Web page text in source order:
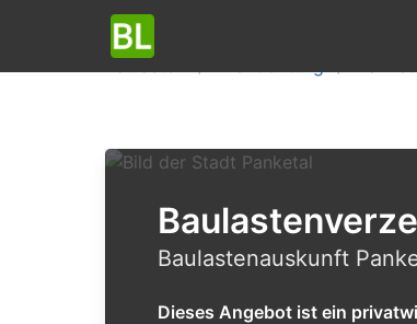
Baulastenauskunft
Dieses Angebot ist ein